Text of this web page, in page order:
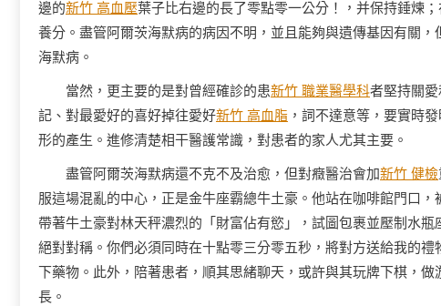
邊的新竹 高血壓葉子比右邊的長了零點零一公分！，并保持錘煉
養分。盡管阿爾茨海默病的病因不明，並且能夠與遺傳基因有關
海默病。
當然，更主要的是對曾經確診的患新竹 職業醫學科者堅持關愛
記、對最愛好的喜好掉往愛好新竹 高血脂 ，詞不達意等，要實時
形的產生。進修清楚相干醫護常識，對患者的家人尤其主要。
盡管阿爾茨海默病還不克不及治愈，但對癥醫治會加新竹 健檢
服這場混亂的中心，正是金牛座霸總牛土豪。他站在咖啡館門口
帶著牛土豪對林天秤濃烈的「財富佔有慾」，試圖包裹並壓制水
絕對對稱。你們必須同時在十點零三分零五秒，將對方送給我的禮
下藥物。此外，陪著患者，順其思緒聊天，或許與其玩牌下棋，
長。